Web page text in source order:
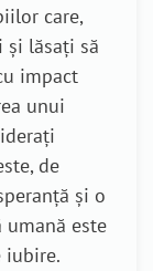
care,
și lăsați să
impact
unui
de
și o
umană este
iubire.